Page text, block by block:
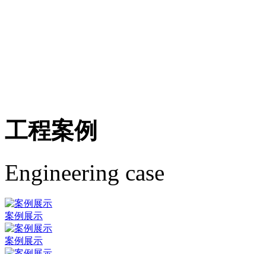
工程案例
Engineering case
案例展示
案例展示